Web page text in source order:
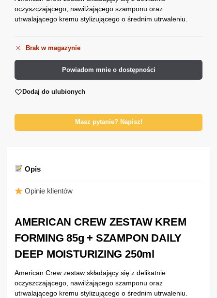
oczyszczającego, nawilżającego szamponu oraz
utrwalającego kremu stylizującego o średnim utrwaleniu.
Brak w magazynie
Powiadom mnie o dostępności
Dodaj do ulubionych
Masz pytanie? Napisz!
Opis
Opinie klientów
AMERICAN CREW ZESTAW KREM
FORMING 85g + SZAMPON DAILY
DEEP MOISTURIZING 250ml
American Crew zestaw składający się z delikatnie
oczyszczającego, nawilżającego szamponu oraz
utrwalającego kremu stylizującego o średnim utrwaleniu.